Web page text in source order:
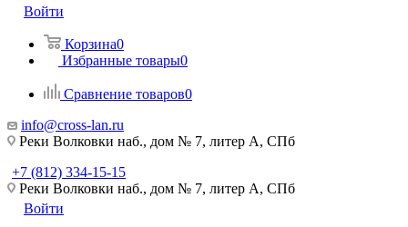
Войти
Корзина0
Избранные товары0
Сравнение товаров0
info@cross-lan.ru
Реки Волковки наб., дом № 7, литер А, СПб
+7 (812) 334-15-15
Реки Волковки наб., дом № 7, литер А, СПб
Войти